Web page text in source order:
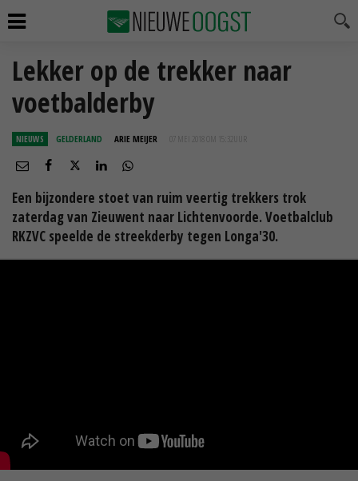
Lekker op de trekker naar
voetbalderby
NIEUWS GELDERLAND ARIE MEIJER 07 MEI 2018 OM 15:32
Een bijzondere stoet van ruim veertig trekkers trok
zaterdag van Zieuwent naar Lichtenvoorde. Voetbalclub
RKZVC speelde de streekderby tegen Longa'30.